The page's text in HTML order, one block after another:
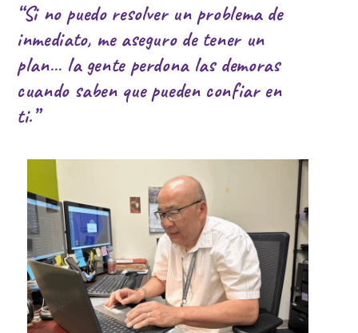
“Si no puedo resolver un problema de
inmediato, me aseguro de tener un
plan… la gente perdona las demoras
cuando saben que pueden confiar en
ti.”